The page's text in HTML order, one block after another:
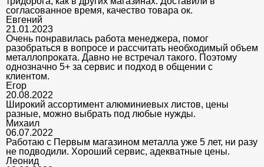
согласованное время, качество товара ок.
Евгений
21.01.2023
Очень понравилась работа менеджера, помог
разобраться в вопросе и рассчитать необходимый объем
металлопроката. Давно не встречал такого. Поэтому
однозначно 5+ за сервис и подход в общении с
клиентом.
Егор
20.08.2022
Широкий ассортимент алюминиевых листов, цены
разные, можно выбрать под любые нужды.
Михаил
06.07.2022
Работаю с Первым магазином металла уже 5 лет, ни разу
не подводили. Хороший сервис, адекватные цены.
Леонид